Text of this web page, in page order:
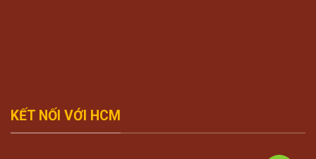
KẾT NỐI VỚI HCM